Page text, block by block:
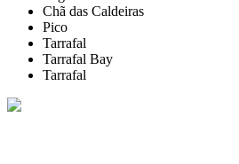
Chã das Caldeiras
Pico
Tarrafal
Tarrafal Bay
Tarrafal